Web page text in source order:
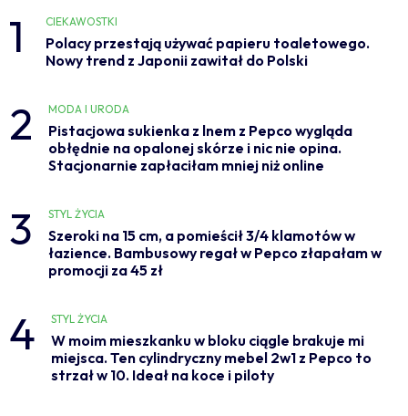
1 CIEKAWOSTKI
Polacy przestają używać papieru toaletowego.
Nowy trend z Japonii zawitał do Polski
2 MODA I URODA
Pistacjowa sukienka z lnem z Pepco wygląda
obłędnie na opalonej skórze i nic nie opina.
Stacjonarnie zapłaciłam mniej niż online
3 STYL ŻYCIA
Szeroki na 15 cm, a pomieścił 3/4 klamotów w
łazience. Bambusowy regał w Pepco złapałam w
promocji za 45 zł
4 STYL ŻYCIA
W moim mieszkanku w bloku ciągle brakuje mi
miejsca. Ten cylindryczny mebel 2w1 z Pepco to
strzał w 10. Ideał na koce i piloty